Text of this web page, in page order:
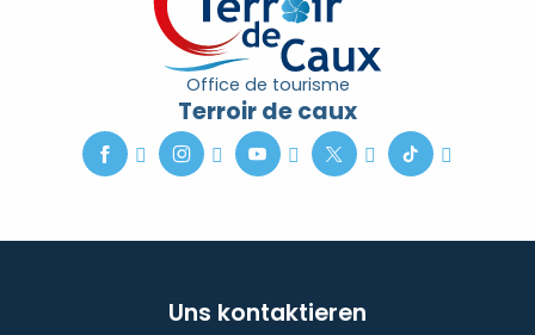
Office de tourisme
Terroir de caux
Uns kontaktieren